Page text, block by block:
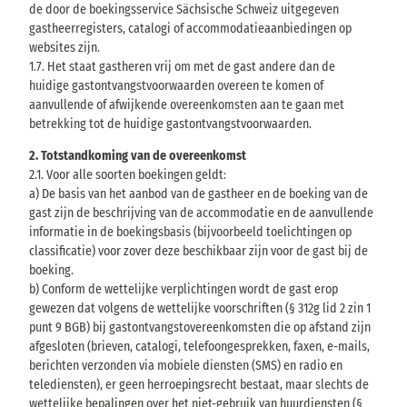
de door de boekingsservice Sächsische Schweiz uitgegeven
gastheerregisters, catalogi of accommodatieaanbiedingen op
websites zijn.
1.7. Het staat gastheren vrij om met de gast andere dan de
huidige gastontvangstvoorwaarden overeen te komen of
aanvullende of afwijkende overeenkomsten aan te gaan met
betrekking tot de huidige gastontvangstvoorwaarden.
2. Totstandkoming van de overeenkomst
2.1. Voor alle soorten boekingen geldt:
a) De basis van het aanbod van de gastheer en de boeking van de
gast zijn de beschrijving van de accommodatie en de aanvullende
informatie in de boekingsbasis (bijvoorbeeld toelichtingen op
classificatie) voor zover deze beschikbaar zijn voor de gast bij de
boeking.
b) Conform de wettelijke verplichtingen wordt de gast erop
gewezen dat volgens de wettelijke voorschriften (§ 312g lid 2 zin 1
punt 9 BGB) bij gastontvangstovereenkomsten die op afstand zijn
afgesloten (brieven, catalogi, telefoongesprekken, faxen, e-mails,
berichten verzonden via mobiele diensten (SMS) en radio en
telediensten), er geen herroepingsrecht bestaat, maar slechts de